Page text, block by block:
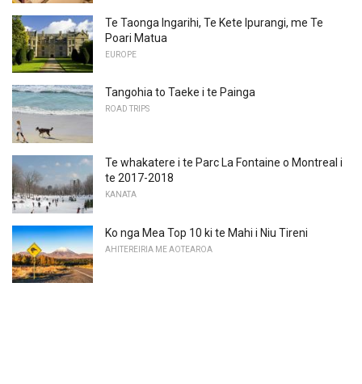
Te Taonga Ingarihi, Te Kete Ipurangi, me Te
Poari Matua
EUROPE
Tangohia to Taeke i te Painga
ROAD TRIPS
Te whakatere i te Parc La Fontaine o Montreal i
te 2017-2018
KANATA
Ko nga Mea Top 10 ki te Mahi i Niu Tireni
AHITEREIRIA ME AOTEAROA